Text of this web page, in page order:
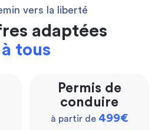
vers la liberté
adaptées
à tous
Permis de
conduire
à partir de 499€